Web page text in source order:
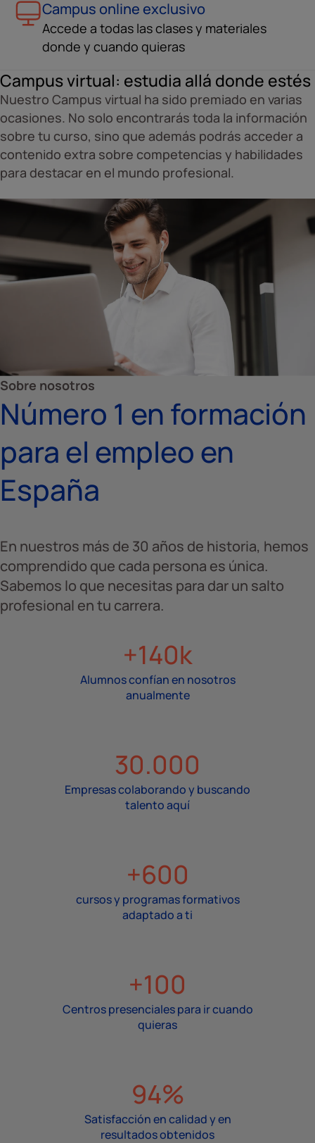
Campus online exclusivo
Accede a todas las clases y materiales
donde y cuando quieras
Campus virtual: estudia allá donde estés
Nuestro Campus virtual ha sido premiado en varias
ocasiones. No solo encontrarás toda la información
sobre tu curso, sino que además podrás acceder a
contenido extra sobre competencias y habilidades
para destacar en el mundo profesional.
Sobre nosotros
Número 1 en formación
para el empleo en
España
En nuestros más de 30 años de historia, hemos
comprendido que cada persona es única.
Sabemos lo que necesitas para dar un salto
profesional en tu carrera.
+140k
Alumnos confían en nosotros
anualmente
30.000
Empresas colaborando y buscando
talento aquí
+600
cursos y programas formativos
adaptado a ti
+100
Centros presenciales para ir cuando
quieras
94%
Satisfacción en calidad y en
resultados obtenidos